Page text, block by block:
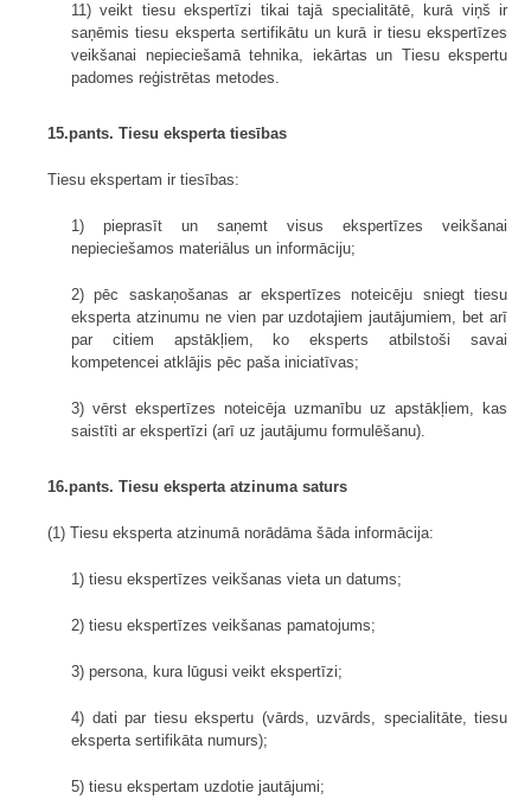
11) veikt tiesu ekspertīzi tikai tajā specialitātē, kurā viņš ir
saņēmis tiesu eksperta sertifikātu un kurā ir tiesu ekspertīzes
veikšanai nepieciešamā tehnika, iekārtas un Tiesu ekspertu
padomes reģistrētas metodes.
15.pants. Tiesu eksperta tiesības
Tiesu ekspertam ir tiesības:
1) pieprasīt un saņemt visus ekspertīzes veikšanai
nepieciešamos materiālus un informāciju;
2) pēc saskaņošanas ar ekspertīzes noteicēju sniegt tiesu
eksperta atzinumu ne vien par uzdotajiem jautājumiem, bet arī
par citiem apstākļiem, ko eksperts atbilstoši savai
kompetencei atklājis pēc paša iniciatīvas;
3) vērst ekspertīzes noteicēja uzmanību uz apstākļiem, kas
saistīti ar ekspertīzi (arī uz jautājumu formulēšanu).
16.pants. Tiesu eksperta atzinuma saturs
(1) Tiesu eksperta atzinumā norādāma šāda informācija:
1) tiesu ekspertīzes veikšanas vieta un datums;
2) tiesu ekspertīzes veikšanas pamatojums;
3) persona, kura lūgusi veikt ekspertīzi;
4) dati par tiesu ekspertu (vārds, uzvārds, specialitāte, tiesu
eksperta sertifikāta numurs);
5) tiesu ekspertam uzdotie jautājumi;